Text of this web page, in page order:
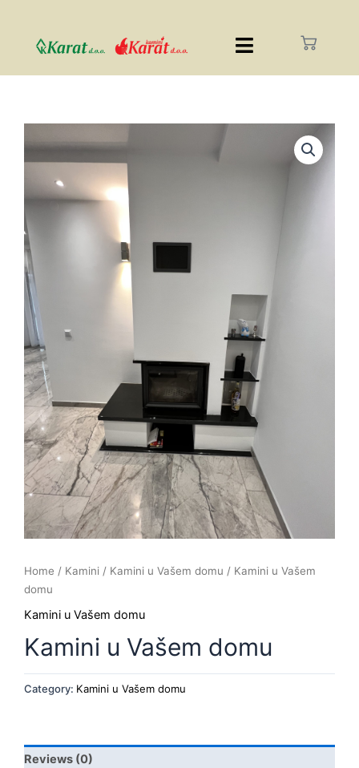
Home / Kamini / Kamini u Vašem domu / Kamini u Vašem
domu
Kamini u Vašem domu
Kamini u Vašem domu
Category: Kamini u Vašem domu
Reviews (0)